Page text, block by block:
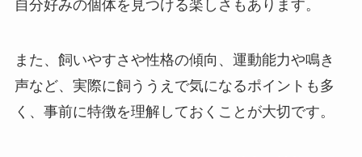
自分好みの個体を見つける楽しさもあります。
また、飼いやすさや性格の傾向、運動能力や鳴き
声など、実際に飼ううえで気になるポイントも多
く、事前に特徴を理解しておくことが大切です。